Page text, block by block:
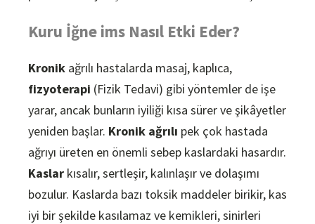
Kuru İğne ims Nasıl Etki Eder?
Kronik ağrılı hastalarda masaj, kaplıca,
fizyoterapi (Fizik Tedavi) gibi yöntemler de işe
yarar, ancak bunların iyiliği kısa sürer ve şikâyetler
yeniden başlar. Kronik ağrılı pek çok hastada
ağrıyı üreten en önemli sebep kaslardaki hasardır.
Kaslar kısalır, sertleşir, kalınlaşır ve dolaşımı
bozulur. Kaslarda bazı toksik maddeler birikir, kas
iyi bir şekilde kasılamaz ve kemikleri, sinirleri